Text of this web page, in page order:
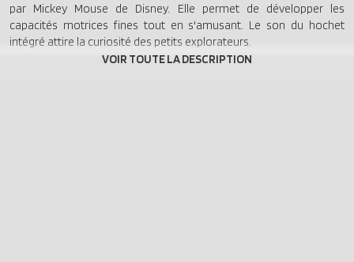
par Mickey Mouse de Disney. Elle permet de développer les
capacités motrices fines tout en s'amusant. Le son du hochet
intégré attire la curiosité des petits explorateurs.
Les bénéfices éducatifs qui accompagnent le développement de